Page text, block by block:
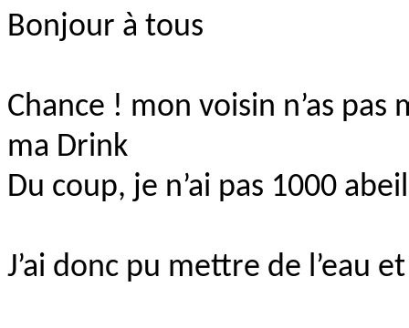
Bonjour à tous
Chance ! mon voisin n’as
ma Drink
Du coup, je n’ai pas 1000
J’ai donc pu mettre de l’eau